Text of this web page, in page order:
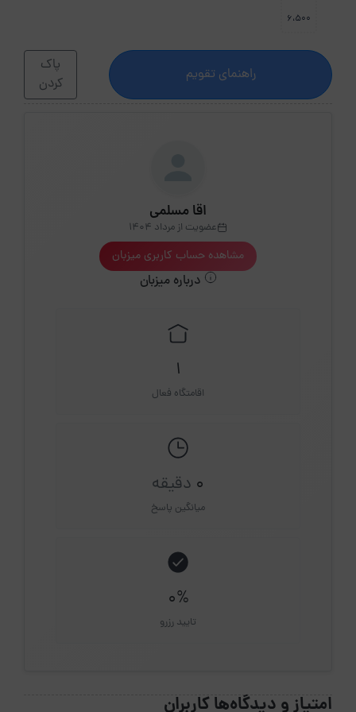
6،500
راهنمای تقویم
پاک
کردن
اقا مسلمی
عضویت از مرداد 1404
مشاهده حساب کاربری میزبان
درباره میزبان
1
اقامتگاه فعال
0 دقیقه
میانگین پاسخ
0%
تایید رزرو
امتیاز و دیدگاه‌ها کاربران